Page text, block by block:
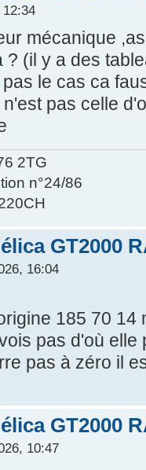
mécanique
? (il y a des
le cas ca
pas celle
2TG
n°24/86
GT2000
16:04
185 70 14
pas d'où
pas à zéro il
GT2000
10:47